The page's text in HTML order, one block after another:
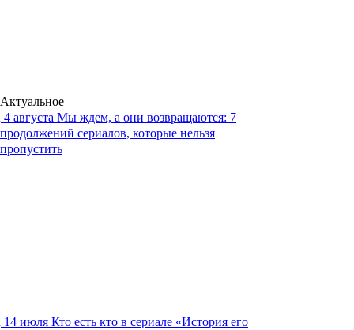
Актуальное
4 августа Мы ждем, а они возвращаются: 7
продолжений сериалов, которые нельзя
пропустить
14 июля Кто есть кто в сериале «История его